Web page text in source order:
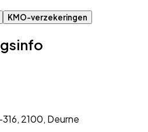
KMO-verzekeringen
2100, Deurne